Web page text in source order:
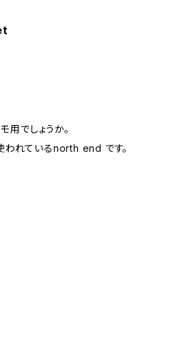
でしょうか。
われているnorth end です。